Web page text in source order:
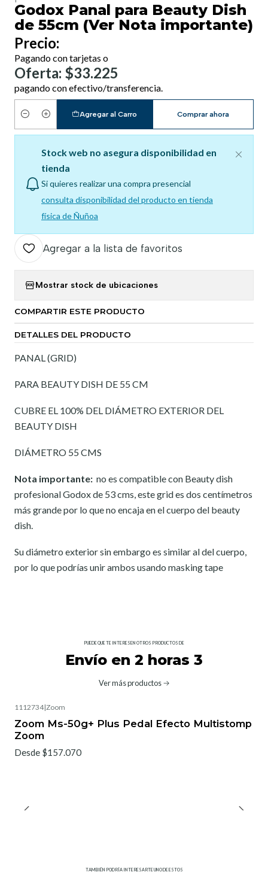
Godox Panal para Beauty Dish
de 55cm (Ver Nota importante)
Precio:
Pagando con tarjetas o
Oferta: $33.225
pagando con efectivo/transferencia.
Cantidad
Agregar al Carro Comprar ahora
Stock web no asegura disponibilidad en
tienda
Si quieres realizar una compra presencial
consulta disponibilidad del producto en tienda
física de Ñuñoa
Agregar a la lista de favoritos
Mostrar stock de ubicaciones
COMPARTIR ESTE PRODUCTO
DETALLES DEL PRODUCTO
PANAL (GRID)
PARA BEAUTY DISH DE 55 CM
CUBRE EL 100% DEL DIÁMETRO EXTERIOR DEL
BEAUTY DISH
DIÁMETRO 55 CMS
Nota importante: no es compatible con Beauty dish
profesional Godox de 53 cms, este grid es dos centímetros
más grande por lo que no encaja en el cuerpo del beauty
dish.
Su diámetro exterior sin embargo es similar al del cuerpo,
por lo que podrías unir ambos usando masking tape
PUEDE QUE TE INTERESEN OTROS PRODUCTOS DE
Envío en 2 horas 3
Ver más productos
1112734|Zoom
Zoom Ms-50g+ Plus Pedal Efecto Multistomp
Zoom
Desde $157.070
TAMBIÉN PODRÍA INTERESARTE UNO DE ESTOS